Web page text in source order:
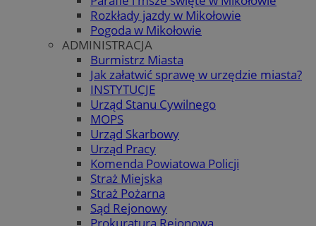
Rozkłady jazdy w Mikołowie
Pogoda w Mikołowie
ADMINISTRACJA
Burmistrz Miasta
Jak załatwić sprawę w urzędzie miasta?
INSTYTUCJE
Urząd Stanu Cywilnego
MOPS
Urząd Skarbowy
Urząd Pracy
Komenda Powiatowa Policji
Straż Miejska
Straż Pożarna
Sąd Rejonowy